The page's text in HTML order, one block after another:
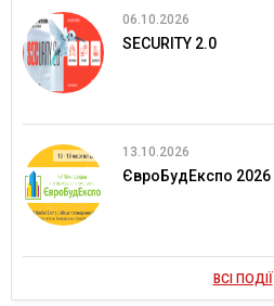
06.10.2026
SECURITY 2.0
13.10.2026
ЄвроБудЕкспо 2026
ВСІ ПОДІЇ